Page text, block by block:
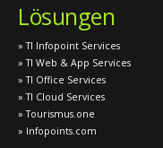
Lösungen
» TI Infopoint Services
» TI Web & App Services
» TI Office Services
» TI Cloud Services
» Tourismus.one
» Infopoints.com